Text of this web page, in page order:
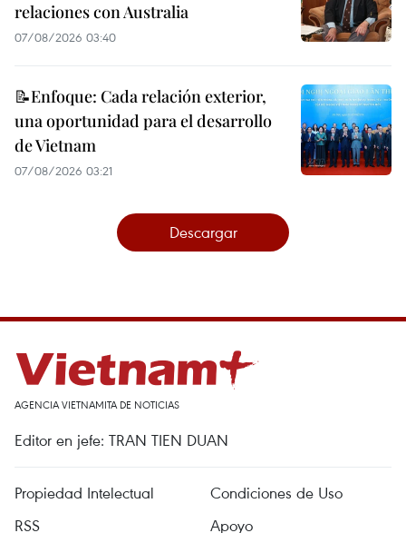
relaciones con Australia
07/08/2026 03:40
📝Enfoque: Cada relación exterior,
una oportunidad para el desarrollo
de Vietnam
07/08/2026 03:21
Descargar
AGENCIA VIETNAMITA DE NOTICIAS
Editor en jefe: TRAN TIEN DUAN
Propiedad Intelectual
Condiciones de Uso
RSS
Apoyo